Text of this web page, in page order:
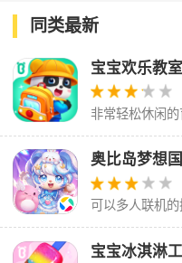
同类最新
宝宝欢乐教
非常轻松休闲
奥比岛梦想
可以多人联机
宝宝冰淇淋